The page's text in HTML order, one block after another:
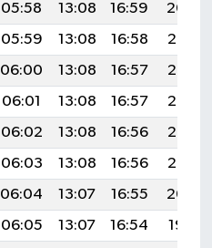
05:58 13:08 16:59
20:09
05:59 13:08 16:58
20:07
06:00 13:08 16:57
20:06
06:01 13:08 16:57
20:05
06:02 13:08 16:56
20:03
06:03 13:08 16:56
20:02
06:04 13:07 16:55
20:00
06:05 13:07 16:54
19:59